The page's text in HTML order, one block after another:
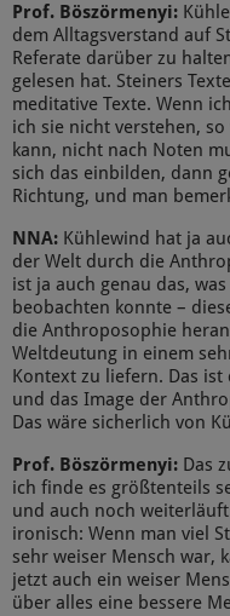
Prof. Böszörmenyi:
dem Alltagsverstand auf
Referate darüber zu
gelesen hat. Steiners
meditative Texte. Wenn
ich sie nicht verstehen,
kann, nicht nach Noten
sich das einbilden, dann
Richtung, und man
NNA: Kühlewind hat ja
der Welt durch die
ist ja auch genau das,
beobachten konnte –
die Anthroposophie
Weltdeutung in einem
Kontext zu liefern. Das
und das Image der
Das wäre sicherlich von
Prof. Böszörmenyi: Das
ich finde es größtenteils
und auch noch
ironisch: Wenn man viel
sehr weiser Mensch war,
jetzt auch ein weiser
über alles eine bessere